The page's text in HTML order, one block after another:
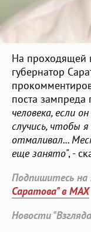
На проходящей
губернатор
поста зампреда
человека, если
случись, чтобы
отмаливал...
еще занято", -
Подпишитесь на
Саратова" в MAX
Новости